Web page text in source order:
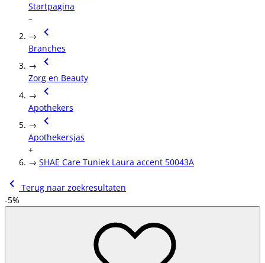
Startpagina
–
→
Branches
→
Zorg en Beauty
→
Apothekers
→
Apothekersjas
+
→ SHAE Care Tuniek Laura accent 50043A
Terug naar zoekresultaten
-5%